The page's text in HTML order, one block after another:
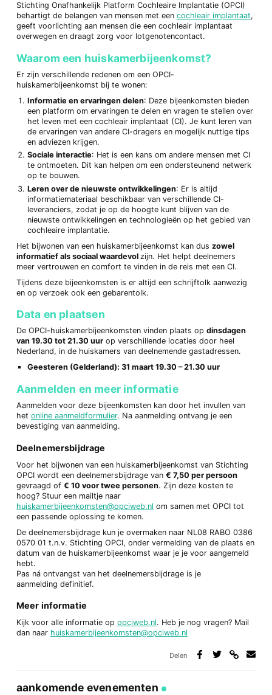
Stichting Onafhankelijk Platform Cochleaire Implantatie (OPCI)
behartigt de belangen van mensen met een cochleair implantaat,
geeft voorlichting aan mensen die een cochleair implantaat
overwegen en draagt zorg voor lotgenotencontact.
Waarom een huiskamerbijeenkomst?
Er zijn verschillende redenen om een OPCI-
huiskamerbijeenkomst bij te wonen:
Informatie en ervaringen delen: Deze bijeenkomsten bieden
een platform om ervaringen te delen en vragen te stellen over
het leven met een cochleair implantaat (CI). Je kunt leren van
de ervaringen van andere CI-dragers en mogelijk nuttige tips
en adviezen krijgen.
Sociale interactie: Het is een kans om andere mensen met CI
te ontmoeten. Dit kan helpen om een ondersteunend netwerk
op te bouwen.
Leren over de nieuwste ontwikkelingen: Er is altijd
informatiemateriaal beschikbaar van verschillende CI-
leveranciers, zodat je op de hoogte kunt blijven van de
nieuwste ontwikkelingen en technologieën op het gebied van
cochleaire implantatie.
Het bijwonen van een huiskamerbijeenkomst kan dus zowel
informatief als sociaal waardevol zijn. Het helpt deelnemers
meer vertrouwen en comfort te vinden in de reis met een CI.
Tijdens deze bijeenkomsten is er altijd een schrijftolk aanwezig
en op verzoek ook een gebarentolk.
Data en plaatsen
De OPCI-huiskamerbijeenkomsten vinden plaats op dinsdagen
van 19.30 tot 21.30 uurop verschillende locaties door heel
Nederland, in de huiskamers van deelnemende gastadressen.
Geesteren (Gelderland): 31 maart 19.30 – 21.30 uur
Aanmelden en meer informatie
Aanmelden voor deze bijeenkomsten kan door het invullen van
het online aanmeldformulier. Na aanmelding ontvang je een
bevestiging van aanmelding.
Deelnemersbijdrage
Voor het bijwonen van een huiskamerbijeenkomst van Stichting
OPCI wordt een deelnemersbijdrage van € 7,50 per persoon
gevraagd of € 10 voor twee personen. Zijn deze kosten te
hoog? Stuur een mailtje naar
huiskamerbijeenkomsten@opciweb.nl om samen met OPCI tot
een passende oplossing te komen.
De deelnemersbijdrage kun je overmaken naar NL08 RABO 0386
0570 01 t.n.v. Stichting OPCI, onder vermelding van de plaats en
datum van de huiskamerbijeenkomst waar je je voor aangemeld
hebt.
Pas ná ontvangst van het deelnemersbijdrage is je
aanmelding definitief.
Meer informatie
Kijk voor alle informatie op opciweb.nl. Heb je nog vragen? Mail
dan naar huiskamerbijeenkomsten@opciweb.nl
Delen
aankomende evenementen